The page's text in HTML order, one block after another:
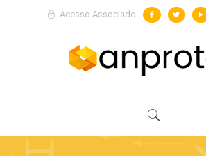
Acesso Associado